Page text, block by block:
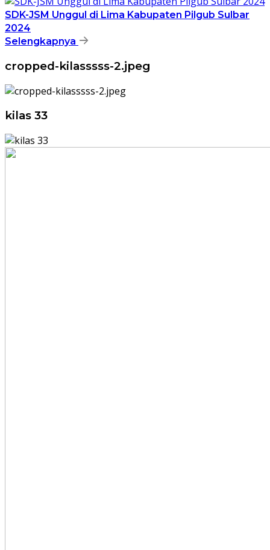
SDK-JSM Unggul di Lima Kabupaten Pilgub Sulbar
2024
Selengkapnya
cropped-kilasssss-2.jpeg
kilas 33